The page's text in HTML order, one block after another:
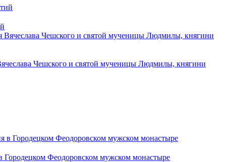
Чешского и святой мученицы Людмилы, княгини
Городецком Феодоровском мужском монастыре